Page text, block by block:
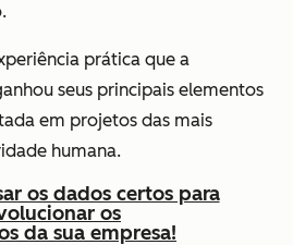
prática que a
seus principais elementos
em projetos das mais
humana.
os dados certos para
os
da sua empresa!